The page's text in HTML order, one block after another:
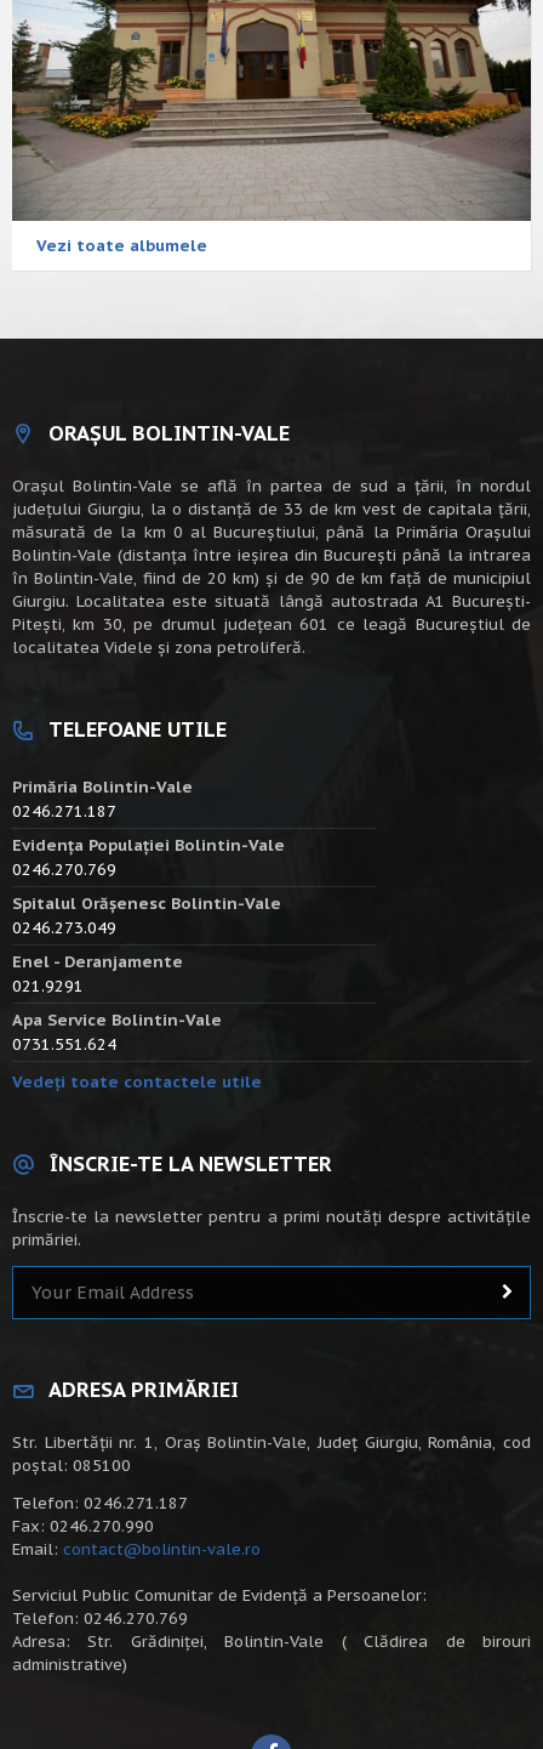
Vezi toate albumele
ORAȘUL BOLINTIN-VALE
Oraşul Bolintin-Vale se află în partea de sud a ţării, în nordul
judeţului Giurgiu, la o distanţă de 33 de km vest de capitala țării,
măsurată de la km 0 al Bucureștiului, până la Primăria Orașului
Bolintin-Vale (distanța între ieșirea din București până la intrarea
în Bolintin-Vale, fiind de 20 km) şi de 90 de km faţă de municipiul
Giurgiu. Localitatea este situată lângă autostrada A1 Bucureşti-
Piteşti, km 30, pe drumul judeţean 601 ce leagă Bucureştiul de
localitatea Videle şi zona petroliferă.
TELEFOANE UTILE
Primăria Bolintin-Vale
0246.271.187
Evidența Populației Bolintin-Vale
0246.270.769
Spitalul Orășenesc Bolintin-Vale
0246.273.049
Enel - Deranjamente
021.9291
Apa Service Bolintin-Vale
0731.551.624
Vedeți toate contactele utile
ÎNSCRIE-TE LA NEWSLETTER
Înscrie-te la newsletter pentru a primi noutăți despre activitățile
primăriei.
ADRESA PRIMĂRIEI
Str. Libertății nr. 1, Oraș Bolintin-Vale, Județ Giurgiu, România, cod
poștal: 085100
Telefon: 0246.271.187
Fax: 0246.270.990
Email: contact@bolintin-vale.ro
Serviciul Public Comunitar de Evidență a Persoanelor:
Telefon: 0246.270.769
Adresa: Str. Grădiniței, Bolintin-Vale ( Clădirea de birouri
administrative)